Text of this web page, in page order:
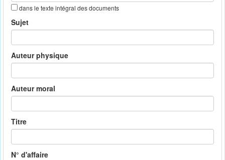
dans le texte intégral des documents
Sujet
Auteur physique
Auteur moral
Titre
N° d'affaire